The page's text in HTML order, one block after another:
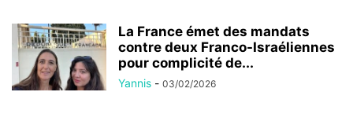
La France émet des mandats
contre deux Franco-Israéliennes
pour complicité de...
Yannis - 03/02/2026